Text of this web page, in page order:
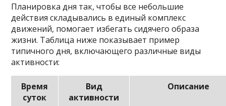
Планировка дня так, чтобы все небольшие
действия складывались в единый комплекс
движений, помогает избегать сидячего образа
жизни. Таблица ниже показывает пример
типичного дня, включающего различные виды
активности:
Время
суток
Вид
активности
Описание